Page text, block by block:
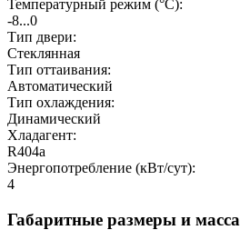
Температурный режим (°C):
-8...0
Тип двери:
Стеклянная
Тип оттаивания:
Автоматический
Тип охлаждения:
Динамический
Хладагент:
R404a
Энергопотребление (кВт/сут):
4
Габаритные размеры и